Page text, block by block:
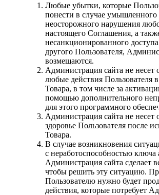
Любые убытки, которые
понести в случае умышленного
неосторожного нарушения
настоящего Соглашения, а
несанкционированного
другого Пользователя,
возмещаются.
Администрация сайта не несет
любые действия Пользователя
Товара, в том числе за
помощью дополнительного
для этого программного
Администрация сайта не несет
здоровье Пользователя после
Товара.
В случае возникновения
с неработоспособностью ключа
Администрация сайта сделает
чтобы решить эту ситуацию.
Пользователю нужно будет
действия, которые потребует